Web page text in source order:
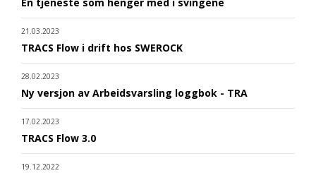
21.03.2023
TRACS Flow i drift hos SWEROCK
28.02.2023
Ny versjon av Arbeidsvarsling loggbok - TRA
17.02.2023
TRACS Flow 3.0
19.12.2022